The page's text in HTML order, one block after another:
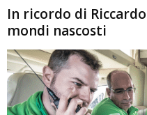
In ricordo di
mondi nascosti